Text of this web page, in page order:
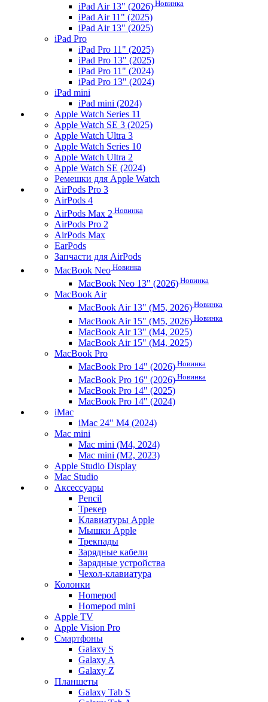
iPad Air 13" (2026) Новинка
iPad Air 11" (2025)
iPad Air 13" (2025)
iPad Pro
iPad Pro 11" (2025)
iPad Pro 13" (2025)
iPad Pro 11" (2024)
iPad Pro 13" (2024)
iPad mini
iPad mini (2024)
Apple Watch Series 11
Apple Watch SE 3 (2025)
Apple Watch Ultra 3
Apple Watch Series 10
Apple Watch Ultra 2
Apple Watch SE (2024)
Ремешки для Apple Watch
AirPods Pro 3
AirPods 4
AirPods Max 2 Новинка
AirPods Pro 2
AirPods Max
EarPods
Запчасти для AirPods
MacBook Neo Новинка
MacBook Neo 13" (2026) Новинка
MacBook Air
MacBook Air 13" (M5, 2026) Новинка
MacBook Air 15" (M5, 2026) Новинка
MacBook Air 13" (M4, 2025)
MacBook Air 15" (M4, 2025)
MacBook Pro
MacBook Pro 14" (2026) Новинка
MacBook Pro 16" (2026) Новинка
MacBook Pro 14" (2025)
MacBook Pro 14" (2024)
iMac
iMac 24" M4 (2024)
Mac mini
Mac mini (M4, 2024)
Mac mini (M2, 2023)
Apple Studio Display
Mac Studio
Аксессуары
Pencil
Трекер
Клавиатуры Apple
Мышки Apple
Трекпады
Зарядные кабели
Зарядные устройства
Чехол-клавиатура
Колонки
Homepod
Homepod mini
Apple TV
Apple Vision Pro
Смартфоны
Galaxy S
Galaxy A
Galaxy Z
Планшеты
Galaxy Tab S